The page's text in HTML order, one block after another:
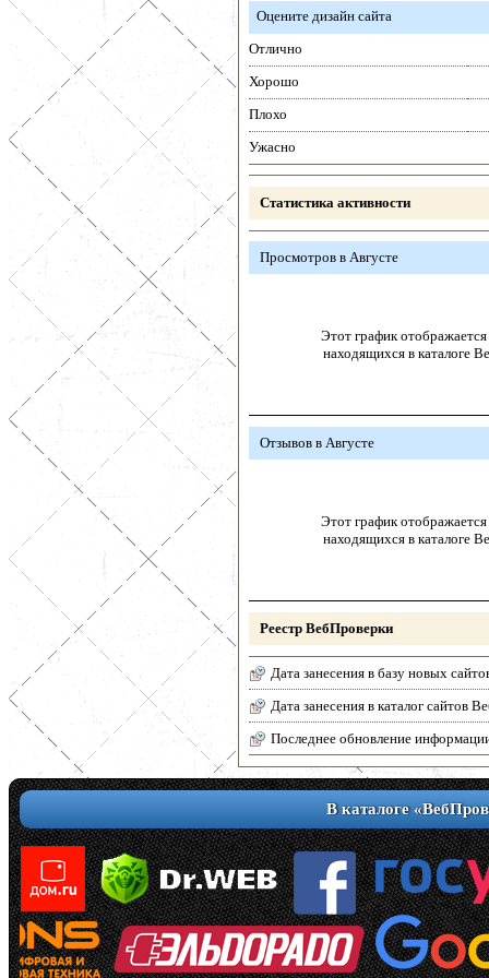
Оцените дизайн сайта
Отлично
Хорошо
Плохо
Ужасно
Статистика активности
Просмотров в Августе
Этот график отображается
находящихся в каталоге
Отзывов в Августе
Этот график отображается
находящихся в каталоге
Реестр ВебПроверки
Дата занесения в базу новых
Дата занесения в каталог сайтов
Последнее обновление
В каталоге